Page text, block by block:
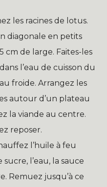
les racines de lotus.
diagonale en petits
cm de large. Faites-les
l’eau de cuisson du
froide. Arrangez les
autour d’un plateau
la viande au centre.
reposer.
l’huile à feu
l’eau, la sauce
Remuez jusqu’à ce